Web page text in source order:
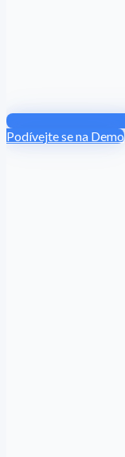
Podívejte se na Demo